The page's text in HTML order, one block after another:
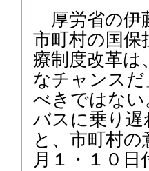
厚労省の伊
市町村の国保
療制度改革は
なチャンス
べきではな
バスに乗り
と、市町村
月１・１０日